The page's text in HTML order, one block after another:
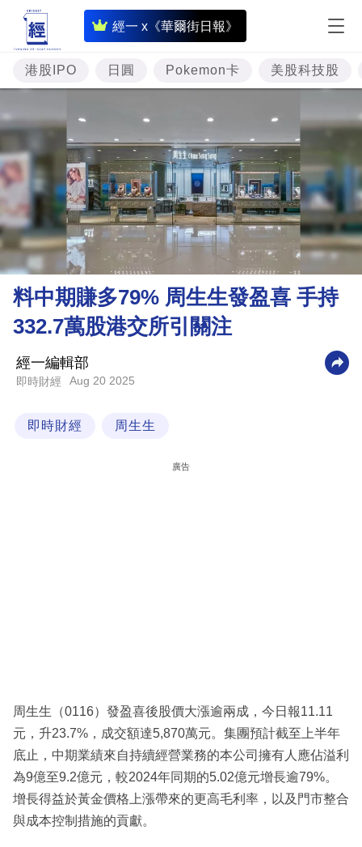
經一 x《華爾街日報》
即
時
財
經
題
投
資
樓
理
財
商
科
區
港股IPO 日圓 Pokemon卡 美股科技股
料中期賺多79% 周生生發盈喜 手持
332.7萬股港交所引關注
經一編輯部
即時財經 Aug 20 2025
即時財經 周生生
廣告
周生生（0116）發盈喜後股價大漲逾兩成，今日報11.11
元，升23.7%，成交額達5,870萬元。集團預計截至上半年
底止，中期業績來自持續經營業務的本公司擁有人應佔溢利
為9億至9.2億元，較2024年同期的5.02億元增長逾79%。
增長得益於黃金價格上漲帶來的更高毛利率，以及門市整合
與成本控制措施的貢獻。